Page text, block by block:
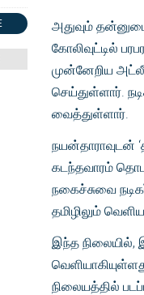
அதுவும்
கோலிவுட்டில்
முன்னேறிய
செய்துள்ளார்.
வைத்துள்ளார்.
நயன்தாராவுடன்
கடந்தவாரம்
நகைச்சுவை
தமிழிலும்
இந்த நிலையில்,
நிலையத்தில்